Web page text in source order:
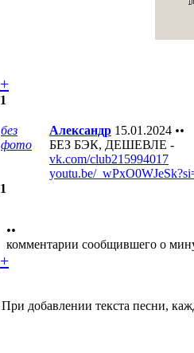
+
1
без
фото
Александр 15.01.2024 ••
БЕЗ БЭК, ДЕШЕВЛЕ -
vk.com/club215994017
youtu.be/
1
••
комментарии сообщившего о
+
При добавлении текста песни,